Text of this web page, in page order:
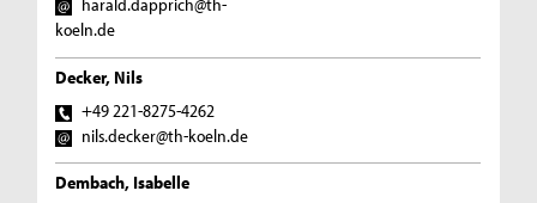
harald.dapprich@th-
koeln.de
Decker, Nils
+49 221-8275-4262
nils.decker@th-koeln.de
Dembach, Isabelle